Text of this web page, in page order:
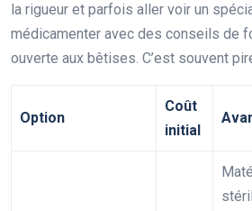
la rigueur et parfois aller voir un
médicamenter avec des conseils de
ouverte aux bêtises. C’est souvent
Option
Coût
initial